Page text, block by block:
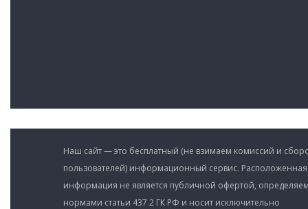
Наш сайт — это бесплатный (не взимаем комиссий и
пользователей) информационный сервис.
информация не является публичной офертой,
нормами статьи 437 2 ГК РФ и носит исключительно